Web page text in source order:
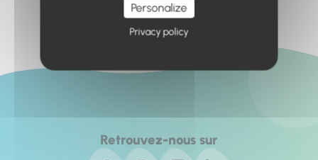
Retrouvez-nous sur
Personalize
Privacy policy